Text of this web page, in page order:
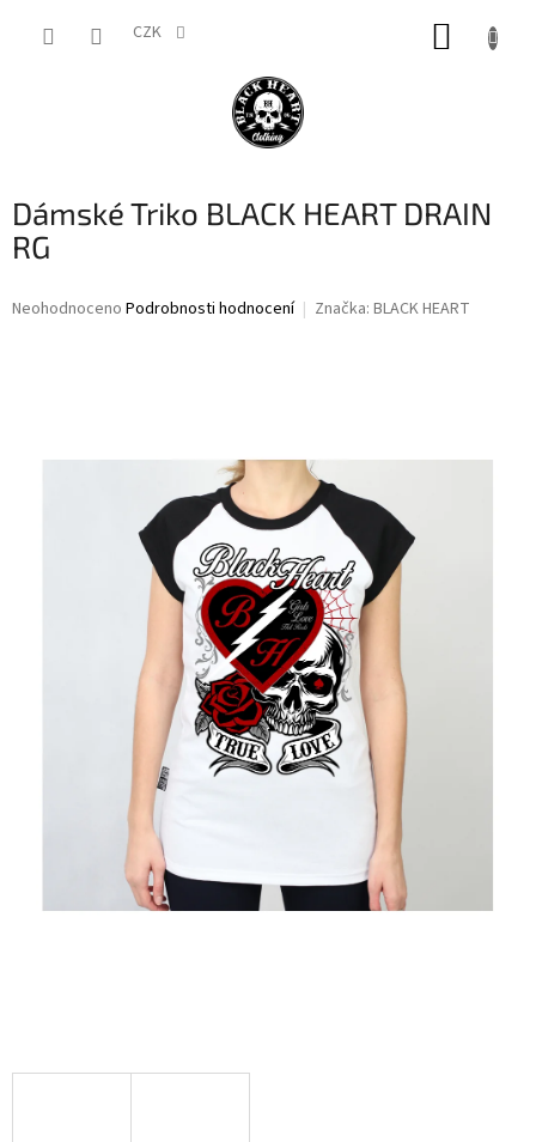
CZK
Dámské Triko BLACK HEART DRAIN
RG
Průměrné
hvězdiček.
Neohodnoceno Podrobnosti hodnocení Značka: BLACK HEART